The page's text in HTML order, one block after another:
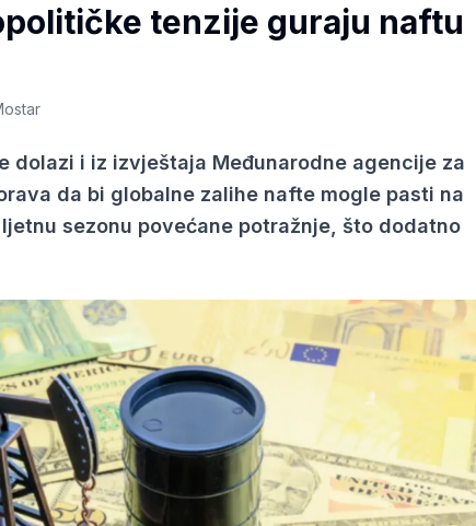
tenzije guraju naftu
dolazi i iz izvještaja Međunarodne agencije za
da bi globalne zalihe nafte mogle pasti na
sezonu povećane potražnje, što dodatno